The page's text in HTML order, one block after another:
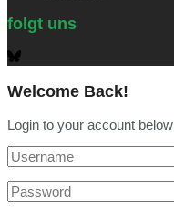
folgt uns
Welcome Back!
Login to your account below